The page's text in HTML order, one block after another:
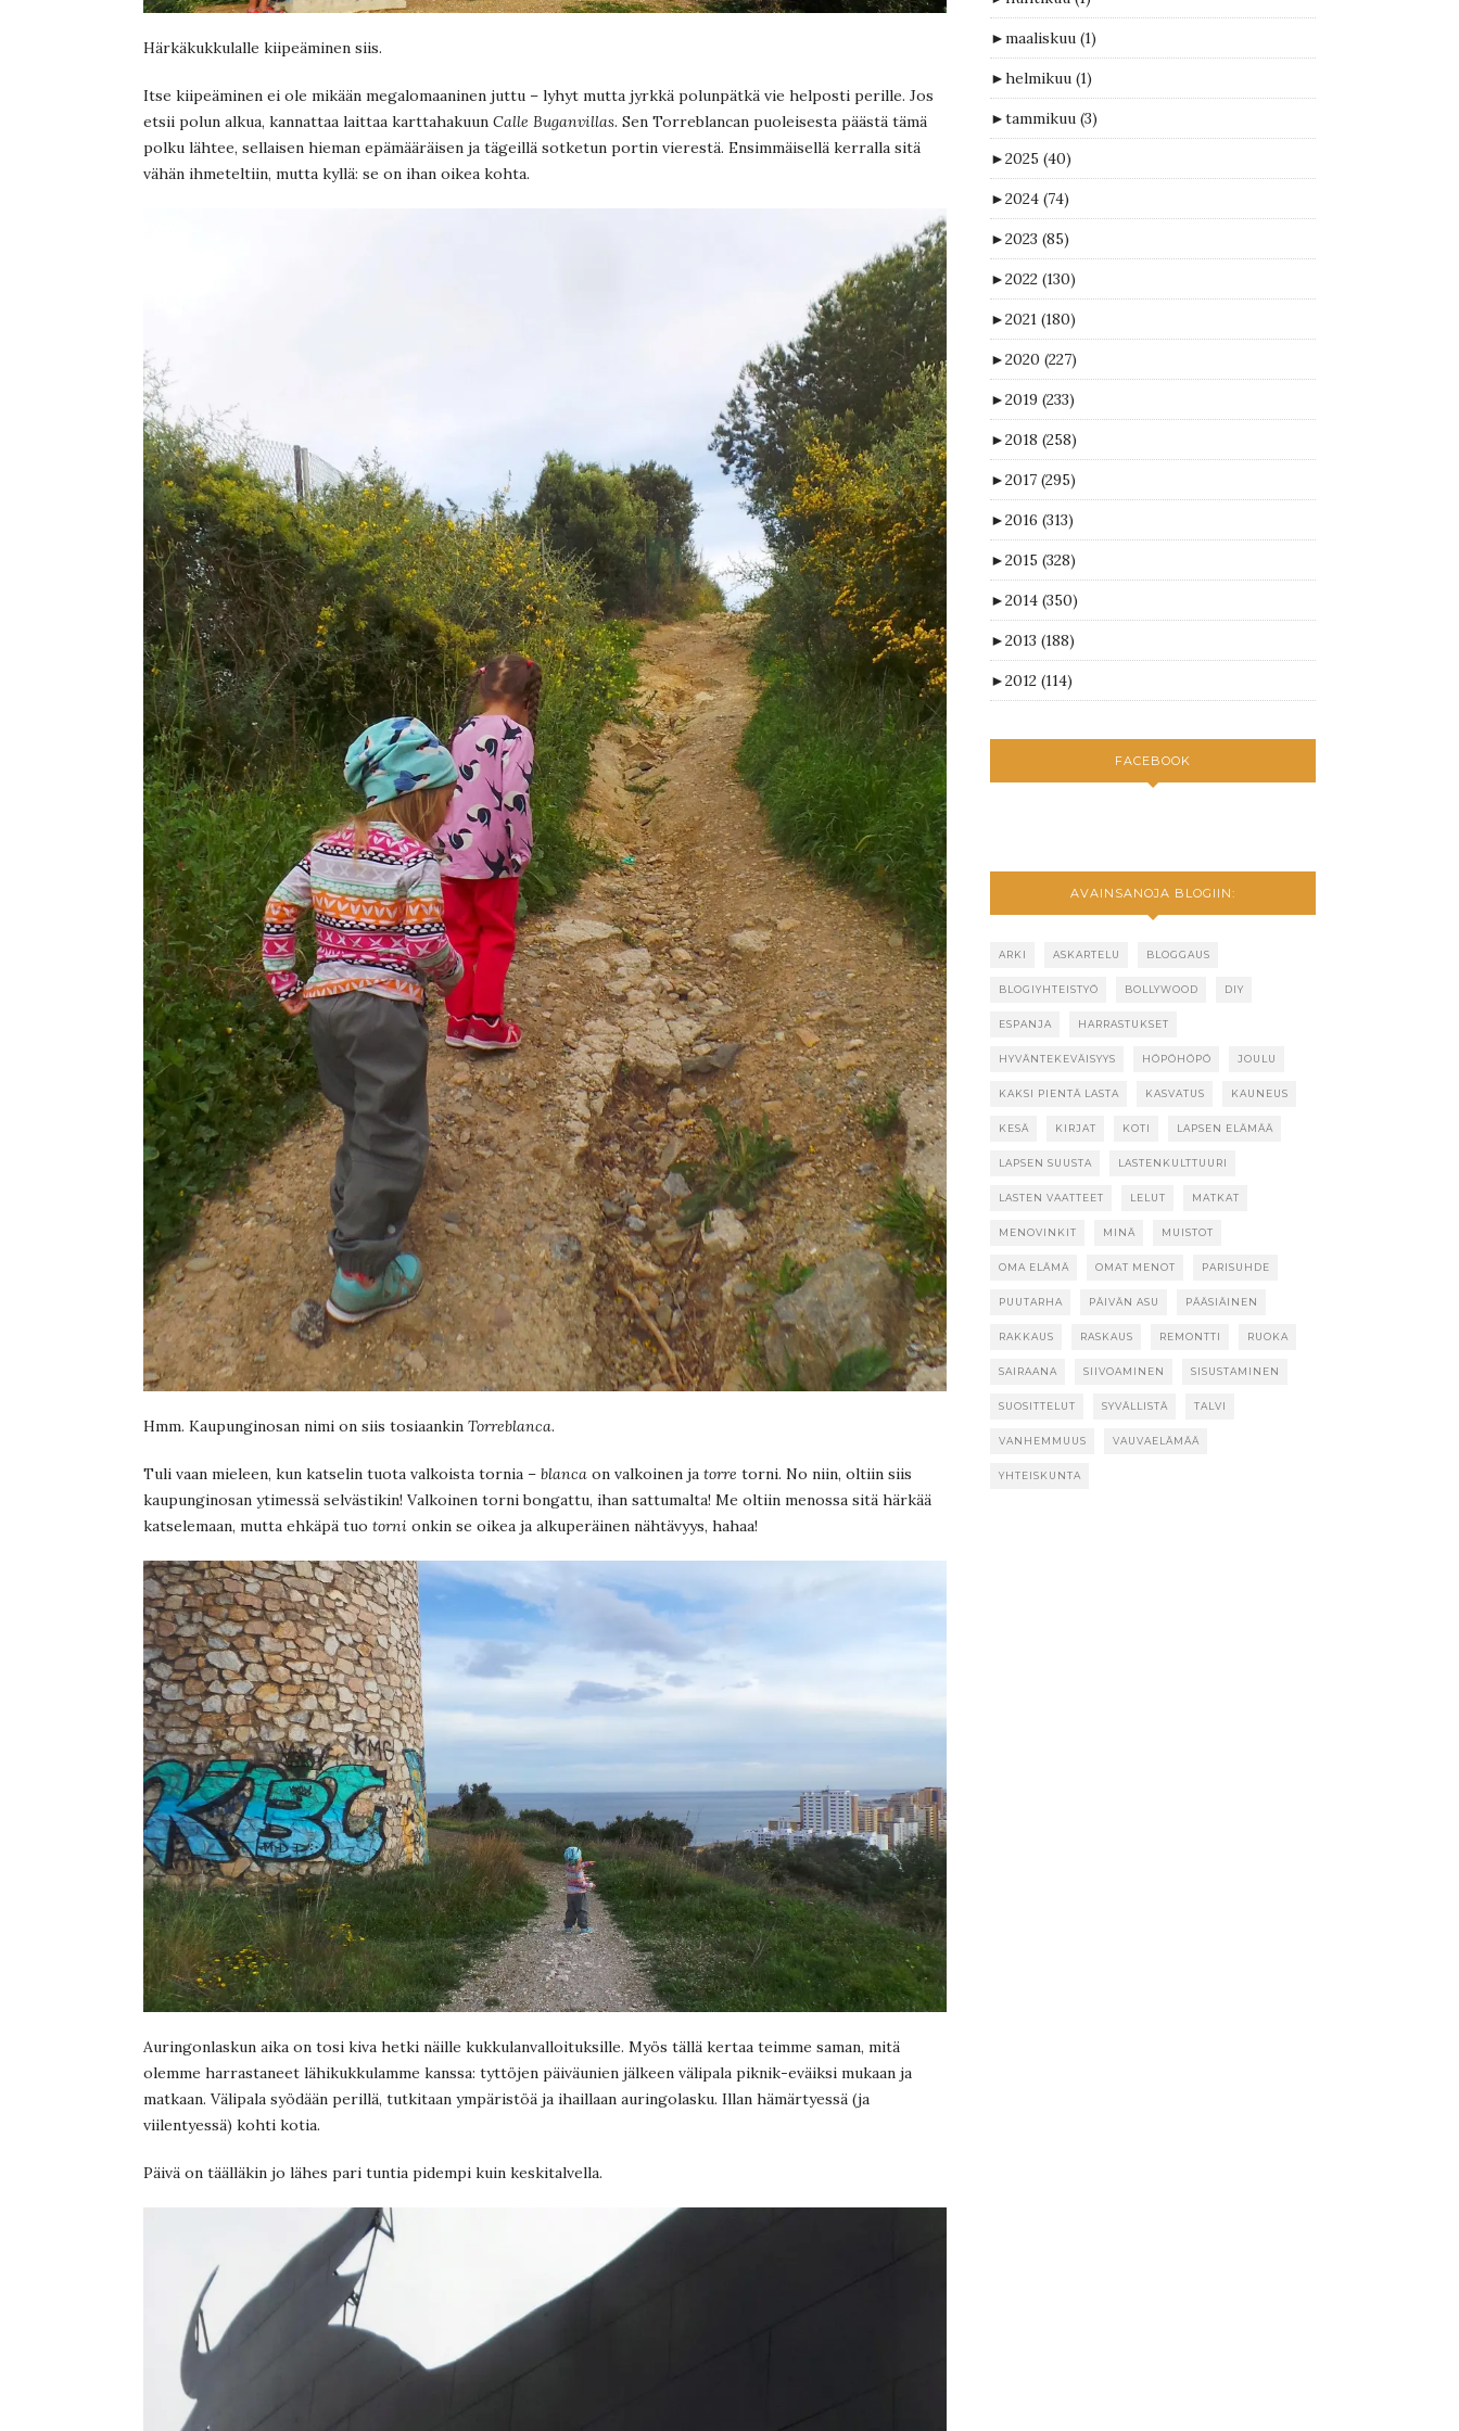
Härkäkukkulalle kiipeäminen siis.
Itse kiipeäminen ei ole mikään megalomaaninen juttu – lyhyt mutta jyrkkä polunpätkä vie helposti perille. Jos
etsii polun alkua, kannattaa laittaa karttahakuun Calle Buganvillas. Sen Torreblancan puoleisesta päästä tämä
polku lähtee, sellaisen hieman epämääräisen ja tägeillä sotketun portin vierestä. Ensimmäisellä kerralla sitä
vähän ihmeteltiin, mutta kyllä: se on ihan oikea kohta.
Hmm. Kaupunginosan nimi on siis tosiaankin Torreblanca.
Tuli vaan mieleen, kun katselin tuota valkoista tornia – blanca on valkoinen ja torre torni. No niin, oltiin siis
kaupunginosan ytimessä selvästikin! Valkoinen torni bongattu, ihan sattumalta! Me oltiin menossa sitä härkää
katselemaan, mutta ehkäpä tuo torni onkin se oikea ja alkuperäinen nähtävyys, hahaa!
Auringonlaskun aika on tosi kiva hetki näille kukkulanvalloituksille. Myös tällä kertaa teimme saman, mitä
olemme harrastaneet lähikukkulamme kanssa: tyttöjen päiväunien jälkeen välipala piknik-eväiksi mukaan ja
matkaan. Välipala syödään perillä, tutkitaan ympäristöä ja ihaillaan auringolasku. Illan hämärtyessä (ja
viilentyessä) kohti kotia.
Päivä on täälläkin jo lähes pari tuntia pidempi kuin keskitalvella.
►maaliskuu (1)
►helmikuu (1)
►tammikuu (3)
►2025 (40)
►2024 (74)
►2023 (85)
►2022 (130)
►2021 (180)
►2020 (227)
►2019 (233)
►2018 (258)
►2017 (295)
►2016 (313)
►2015 (328)
►2014 (350)
►2013 (188)
►2012 (114)
FACEBOOK
AVAINSANOJA BLOGIIN:
ARKI ASKARTELU BLOGGAUS
BLOGIYHTEISTYÖ BOLLYWOOD DIY
ESPANJA HARRASTUKSET
HYVÄNTEKEVÄISYYS HÖPÖHÖPÖ JOULU
KAKSI PIENTÄ LASTA KASVATUS KAUNEUS
KESÄ KIRJAT KOTI LAPSEN ELÄMÄÄ
LAPSEN SUUSTA LASTENKULTTUURI
LASTEN VAATTEET LELUT MATKAT
MENOVINKIT MINÄ MUISTOT
OMA ELÄMÄ OMAT MENOT PARISUHDE
PUUTARHA PÄIVÄN ASU PÄÄSIÄINEN
RAKKAUS RASKAUS REMONTTI RUOKA
SAIRAANA SIIVOAMINEN SISUSTAMINEN
SUOSITTELUT SYVÄLLISTÄ TALVI
VANHEMMUUS VAUVAELÄMÄÄ
YHTEISKUNTA